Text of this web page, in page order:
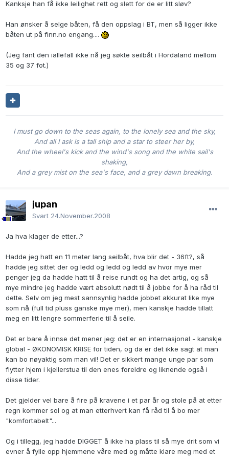
Kanksje han få ikke leilighet rett og slett for de er litt sløv?
Han ønsker å selge båten, få den oppslag i BT, men så ligger ikke
båten ut på finn.no engang....
(Jeg fant den iallefall ikke nå jeg søkte seilbåt i Hordaland mellom
35 og 37 fot.)
I must go down to the seas again, to the lonely sea and the sky,
And all I ask is a tall ship and a star to steer her by,
And the wheel's kick and the wind's song and the white sail's
shaking,
And a grey mist on the sea's face, and a grey dawn breaking.
jupan
Svart 24.November.2008
Ja hva klager de etter...?
Hadde jeg hatt en 11 meter lang seilbåt, hva blir det - 36ft?, så
hadde jeg sittet der og ledd og ledd og ledd av hvor mye mer
penger jeg da hadde hatt til å reise rundt og ha det artig, og så
mye mindre jeg hadde vært absolutt nødt til å jobbe for å ha råd til
dette. Selv om jeg mest sannsynlig hadde jobbet akkurat like mye
som nå (full tid pluss ganske mye mer), men kanskje hadde tillatt
meg en litt lengre sommerferie til å seile.
Det er bare å innse det mener jeg: det er en internasjonal - kanskje
global - ØKONOMISK KRISE for tiden, og da er det ikke sagt at man
kan bo nøyaktig som man vil! Det er sikkert mange unge par som
flytter hjem i kjellerstua til den enes foreldre og liknende også i
disse tider.
Det gjelder vel bare å fire på kravene i et par år og stole på at etter
regn kommer sol og at man etterhvert kan få råd til å bo mer
"komfortabelt"...
Og i tillegg, jeg hadde DIGGET å ikke ha plass til så mye drit som vi
evner å fylle opp hjemmene våre med og måtte klare meg med et